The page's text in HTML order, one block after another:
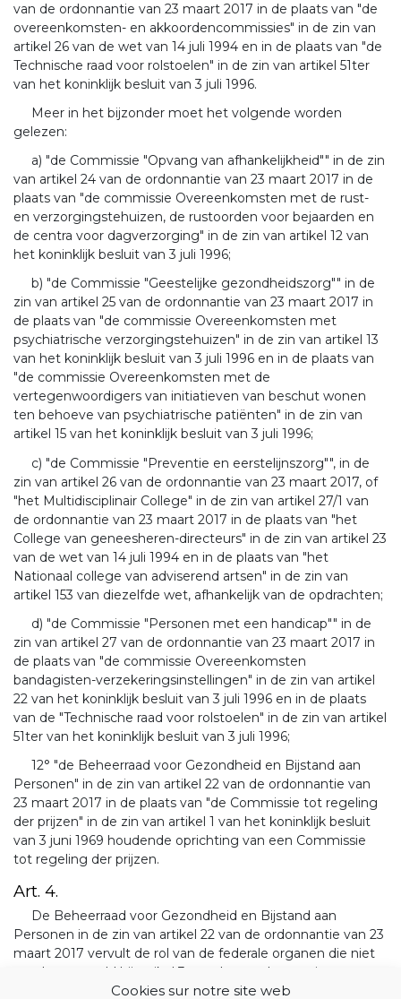
Cookies sur notre site web
van de ordonnantie van 23 maart 2017 in de plaats van "de
overeenkomsten- en akkoordencommissies" in de zin van
artikel 26 van de wet van 14 juli 1994 en in de plaats van "de
Technische raad voor rolstoelen" in de zin van artikel 51ter
van het koninklijk besluit van 3 juli 1996.
Meer in het bijzonder moet het volgende worden
gelezen:
a) "de Commissie "Opvang van afhankelijkheid"" in de zin
van artikel 24 van de ordonnantie van 23 maart 2017 in de
plaats van "de commissie Overeenkomsten met de rust-
en verzorgingstehuizen, de rustoorden voor bejaarden en
de centra voor dagverzorging" in de zin van artikel 12 van
het koninklijk besluit van 3 juli 1996;
b) "de Commissie "Geestelijke gezondheidszorg"" in de
zin van artikel 25 van de ordonnantie van 23 maart 2017 in
de plaats van "de commissie Overeenkomsten met
psychiatrische verzorgingstehuizen" in de zin van artikel 13
van het koninklijk besluit van 3 juli 1996 en in de plaats van
"de commissie Overeenkomsten met de
vertegenwoordigers van initiatieven van beschut wonen
ten behoeve van psychiatrische patiënten" in de zin van
artikel 15 van het koninklijk besluit van 3 juli 1996;
c) "de Commissie "Preventie en eerstelijnszorg"", in de
zin van artikel 26 van de ordonnantie van 23 maart 2017, of
"het Multidisciplinair College" in de zin van artikel 27/1 van
de ordonnantie van 23 maart 2017 in de plaats van "het
College van geneesheren-directeurs" in de zin van artikel 23
van de wet van 14 juli 1994 en in de plaats van "het
Nationaal college van adviserend artsen" in de zin van
artikel 153 van diezelfde wet, afhankelijk van de opdrachten;
d) "de Commissie "Personen met een handicap"" in de
zin van artikel 27 van de ordonnantie van 23 maart 2017 in
de plaats van "de commissie Overeenkomsten
bandagisten-verzekeringsinstellingen" in de zin van artikel
22 van het koninklijk besluit van 3 juli 1996 en in de plaats
van de "Technische raad voor rolstoelen" in de zin van artikel
51ter van het koninklijk besluit van 3 juli 1996;
12° "de Beheerraad voor Gezondheid en Bijstand aan
Personen" in de zin van artikel 22 van de ordonnantie van
23 maart 2017 in de plaats van "de Commissie tot regeling
der prijzen" in de zin van artikel 1 van het koninklijk besluit
van 3 juni 1969 houdende oprichting van een Commissie
tot regeling der prijzen.
Art. 4.
De Beheerraad voor Gezondheid en Bijstand aan
Personen in de zin van artikel 22 van de ordonnantie van 23
maart 2017 vervult de rol van de federale organen die niet
worden vermeld bij artikel 3 van deze ordonnantie.